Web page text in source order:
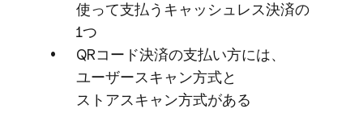
使って​支払う​キャッシュレス決済の​
1つ
QRコード決済の​支払い方には、​
ユーザースキャン方​式と​
ストアスキャン方​式が​ある